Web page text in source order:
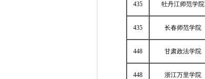
435 牡丹江师范学院
435 长春师范学院
448 甘肃政法学院
448 浙江万里学院